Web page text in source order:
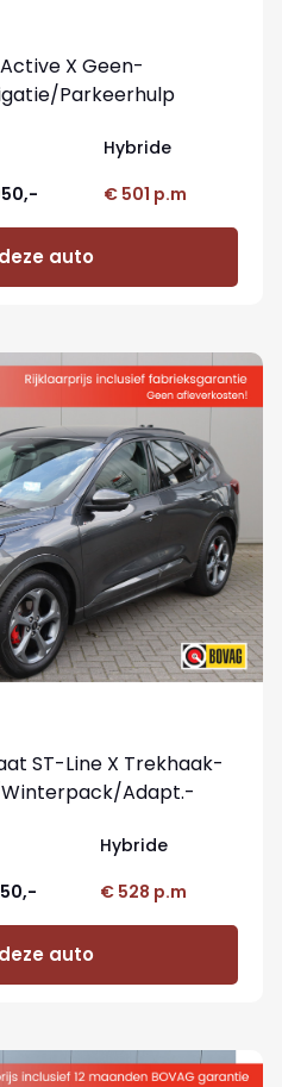
Active X Geen-
Parkeerhulp
Hybride
€ 501 p.m
auto
ST-Line X Trekhaak-
Adapt.-
Hybride
€ 528 p.m
auto